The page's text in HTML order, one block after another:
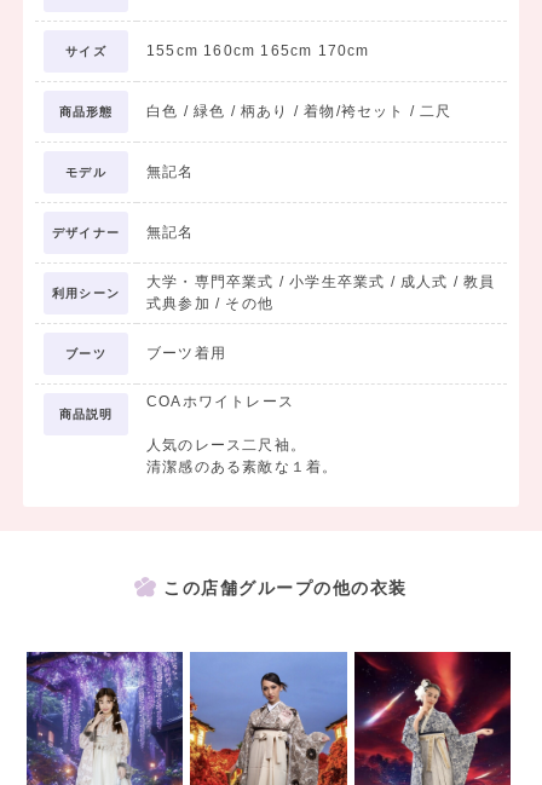
サイズ 155cm 160cm 165cm 170cm
商品形態 白色 / 緑色 / 柄あり / 着物/袴セット / 二尺
モデル 無記名
デザイナー 無記名
利用シーン
大学・専門卒業式 / 小学生卒業式 / 成人式 / 教員
式典参加 / その他
ブーツ ブーツ着用
商品説明
COAホワイトレース
人気のレース二尺袖。
清潔感のある素敵な１着。
この店舗グループの他の衣装